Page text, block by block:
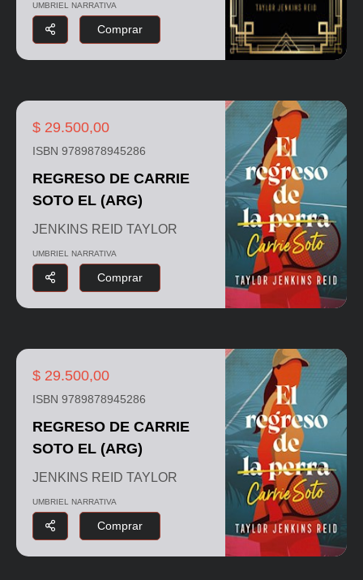
UMBRIEL NARRATIVA
Comprar
$ 29.500,00
ISBN 9789878945286
REGRESO DE CARRIE
SOTO EL (ARG)
JENKINS REID TAYLOR
UMBRIEL NARRATIVA
Comprar
$ 29.500,00
ISBN 9789878945286
REGRESO DE CARRIE
SOTO EL (ARG)
JENKINS REID TAYLOR
UMBRIEL NARRATIVA
Comprar